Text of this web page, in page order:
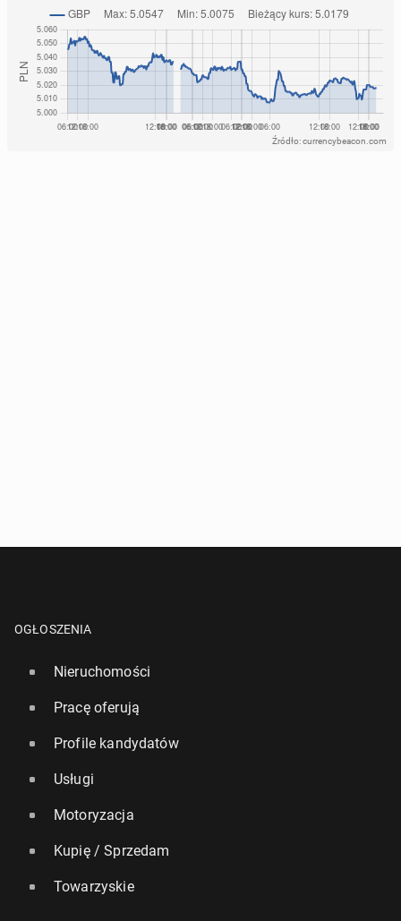
Źródło: currencybeacon.com
OGŁOSZENIA
Nieruchomości
Pracę oferują
Profile kandydatów
Usługi
Motoryzacja
Kupię / Sprzedam
Towarzyskie